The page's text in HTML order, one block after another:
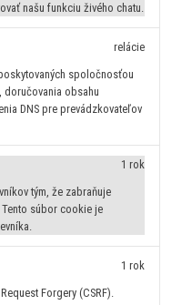
našu funkciu živého chatu.
spoločnosťou
doručovania obsahu
DNS pre prevádzkovateľov
relácie
tým, že zabraňuje
súbor cookie je
1 rok
Forgery (CSRF).
1 rok